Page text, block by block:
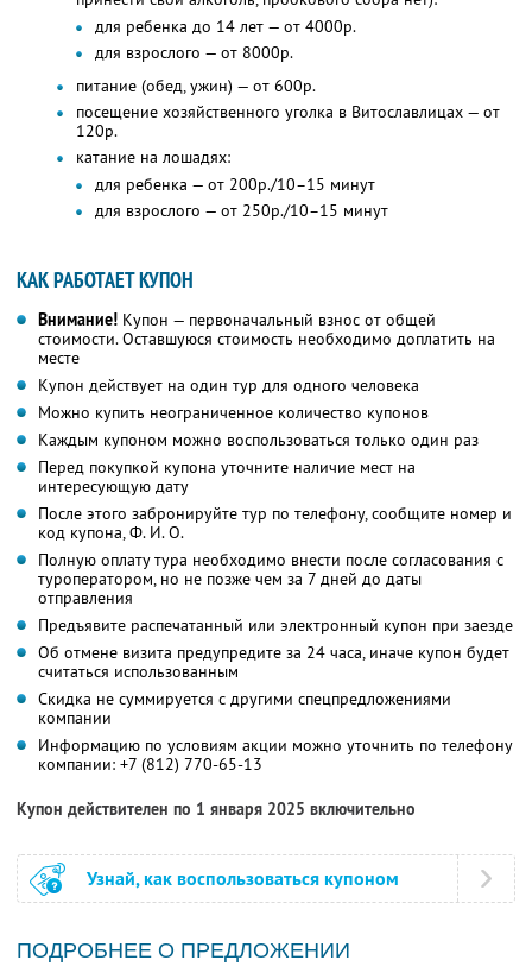
для ребенка до 14 лет — от 4000р.
для взрослого — от 8000р.
питание (обед, ужин) — от 600р.
посещение хозяйственного уголка в Витославлицах — от
120р.
катание на лошадях:
для ребенка — от 200р./10–15 минут
для взрослого — от 250р./10–15 минут
КАК РАБОТАЕТ КУПОН
Внимание! Купон — первоначальный взнос от общей
стоимости. Оставшуюся стоимость необходимо доплатить на
месте
Купон действует на один тур для одного человека
Можно купить неограниченное количество купонов
Каждым купоном можно воспользоваться только один раз
Перед покупкой купона уточните наличие мест на
интересующую дату
После этого забронируйте тур по телефону, сообщите номер и
код купона,Ф. И. О.
Полную оплату тура необходимо внести после согласования с
туроператором, но не позже чем за 7 дней до даты
отправления
Предъявите распечатанный или электронный купон при заезде
Об отмене визита предупредите за 24 часа, иначе купон будет
считаться использованным
Скидка не суммируется с другими спецпредложениями
компании
Информацию по условиям акции можно уточнить по телефону
компании: +7 (812) 770-65-13
Купон действителен по 1 января 2025 включительно
Узнай, как воспользоваться купоном
ПОДРОБНЕЕ О ПРЕДЛОЖЕНИИ